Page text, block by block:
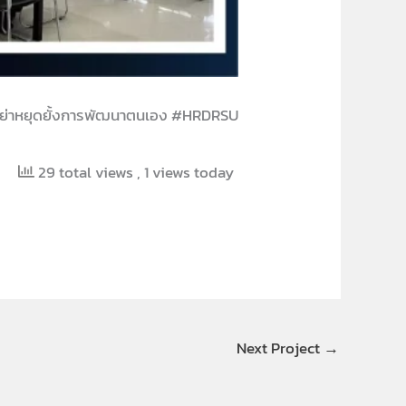
าหยุดยั้งการพัฒนาตนเอง #HRDRSU
29 total views , 1 views today
Next Project →